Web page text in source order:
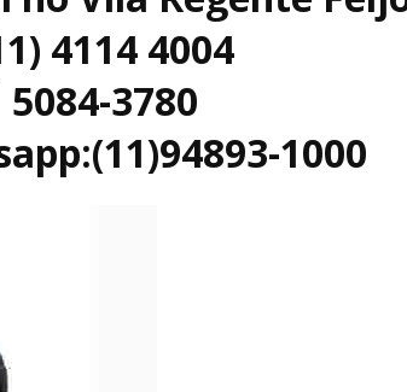
4114 4004
3780
1000